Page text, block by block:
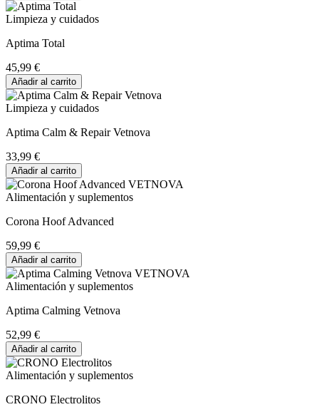
Limpieza y cuidados
Aptima Total
45,99 €
Añadir al carrito
Limpieza y cuidados
Aptima Calm & Repair Vetnova
33,99 €
Añadir al carrito
Alimentación y suplementos
Corona Hoof Advanced
59,99 €
Añadir al carrito
Alimentación y suplementos
Aptima Calming Vetnova
52,99 €
Añadir al carrito
Alimentación y suplementos
CRONO Electrolitos